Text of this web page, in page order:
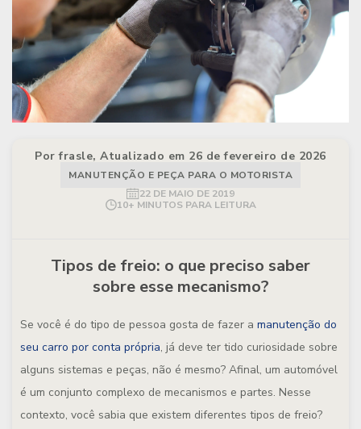
Por frasle, Atualizado em 26 de fevereiro de 2026
MANUTENÇÃO E PEÇA PARA O MOTORISTA
22 DE MAIO DE 2019
10+ MINUTOS PARA LEITURA
Tipos de freio: o que preciso saber
sobre esse mecanismo?
Se você é do tipo de pessoa gosta de fazer a manutenção do
seu carro por conta própria, já deve ter tido curiosidade sobre
alguns sistemas e peças, não é mesmo? Afinal, um automóvel
é um conjunto complexo de mecanismos e partes. Nesse
contexto, você sabia que existem diferentes tipos de freio?